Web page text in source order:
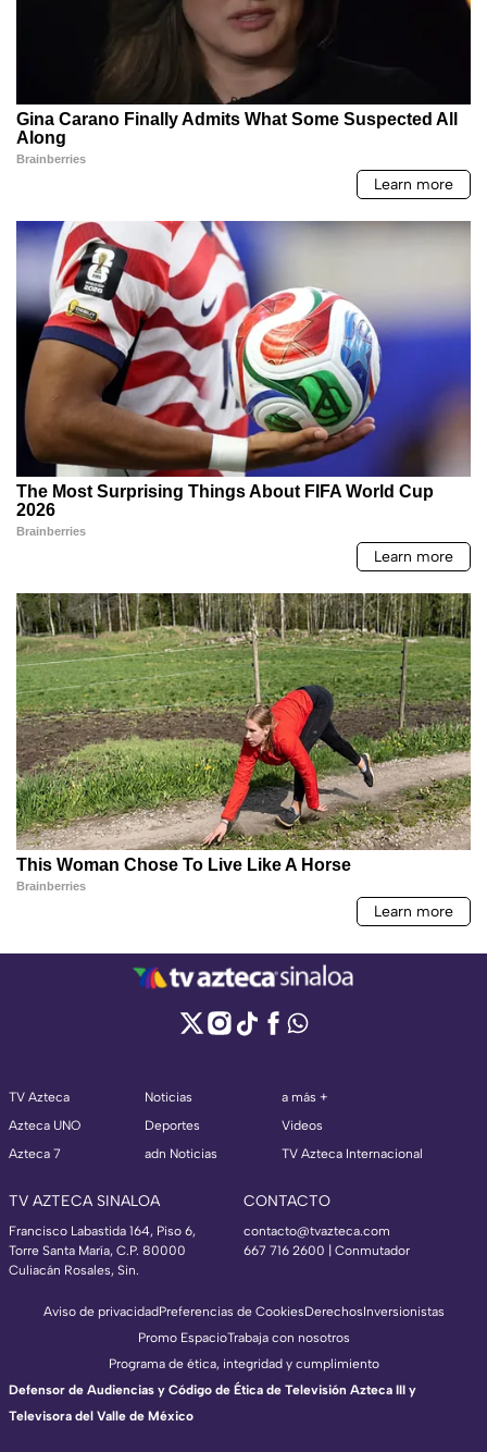
TV Azteca
Azteca UNO
Azteca 7
Noticias
Deportes
adn Noticias
a más +
Videos
TV Azteca Internacional
TV AZTECA SINALOA
Francisco Labastida 164, Piso 6,
Torre Santa María, C.P. 80000
Culiacán Rosales, Sin.
CONTACTO
contacto@tvazteca.com
667 716 2600 | Conmutador
Aviso de privacidadPreferencias de CookiesDerechosInversionistas
Promo EspacioTrabaja con nosotros
Programa de ética, integridad y cumplimiento
Defensor de Audiencias y Código de Ética de Televisión Azteca III y
Televisora del Valle de México